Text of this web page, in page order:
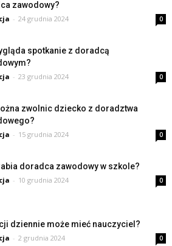
zawodowy?
- 24 grudnia 2024 0
spotkanie z doradcą
- 23 grudnia 2024 0
zwolnic dziecko z doradztwa
- 15 grudnia 2024 0
doradca zawodowy w szkole?
- 10 grudnia 2024 0
dziennie może mieć nauczyciel?
- 2 grudnia 2024 0